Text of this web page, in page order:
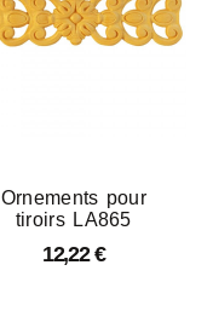
Ornements pour
tiroirs LA865
12,22€